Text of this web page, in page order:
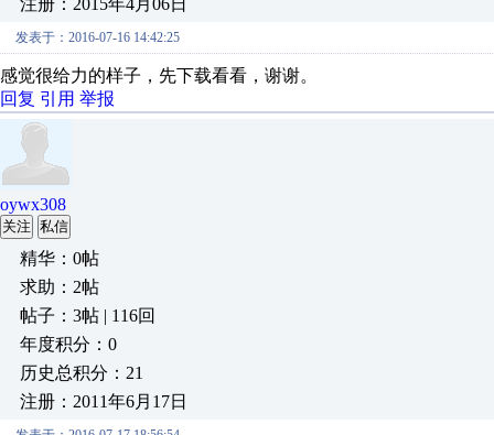
注册：2015年4月06日
发表于：2016-07-16 14:42:25
感觉很给力的样子，先下载看看，谢谢。
回复 引用 举报
oywx308
关注 私信
精华：0帖
求助：2帖
帖子：3帖 | 116回
年度积分：0
历史总积分：21
注册：2011年6月17日